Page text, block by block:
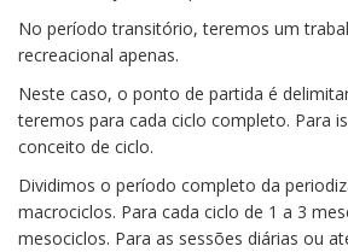
No período transitório, teremos um
recreacional apenas.
Neste caso, o ponto de partida é
teremos para cada ciclo completo. Para
conceito de ciclo.
Dividimos o período completo da
macrociclos. Para cada ciclo de 1 a 3
mesociclos. Para as sessões diárias ou